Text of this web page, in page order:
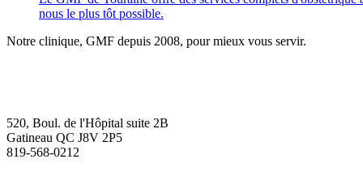
nous le plus tôt possible.
Notre clinique, GMF depuis 2008, pour mieux vous servir.
520, Boul. de l'Hôpital suite 2B
Gatineau QC J8V 2P5
819-568-0212